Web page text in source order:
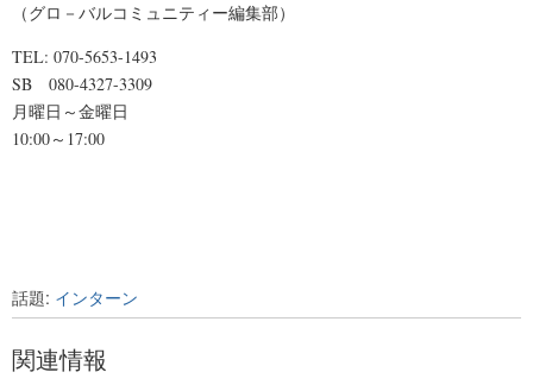
（グロ－バルコミュニティー編集部）
TEL: 070-5653-1493
SB 080-4327-3309
月曜日～金曜日
10:00～17:00
話題: インターン
関連情報